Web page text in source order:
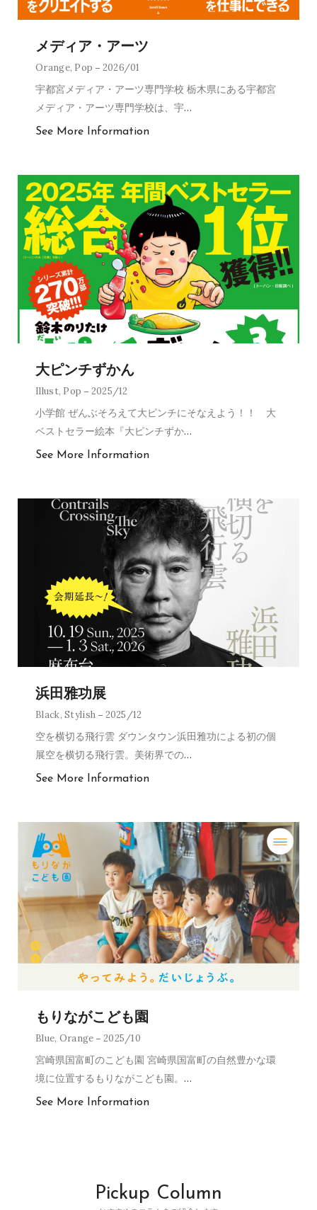
メディア・アーツ
Orange, Pop 2026/01
宇都宮メディア・アーツ専門学校 栃木県にある宇都宮
メディア・アーツ専門学校は、宇…
See More Information
大ピンチずかん
Illust, Pop 2025/12
小学館 ぜんぶそろえて大ピンチにそなえよう！！ 大
ベストセラー絵本『大ピンチずか…
See More Information
浜田雅功展
Black,Stylish 2025/12
空を横切る飛行雲 ダウンタウン浜田雅功による初の個
展空を横切る飛行雲。美術界での…
See More Information
もりながこども園
Blue, Orange 2025/10
宮崎県国富町のこども園 宮崎県国富町の自然豊かな環
境に位置するもりながこども園。 …
See More Information
Pickup Column